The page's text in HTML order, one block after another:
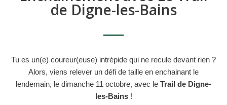
de Digne-les-Bains
Tu es un(e) coureur(euse) intrépide qui ne recule devant rien ?
Alors, viens relever un défi de taille en enchainant le
lendemain, le dimanche 11 octobre, avec le Trail de Digne-
les-Bains!